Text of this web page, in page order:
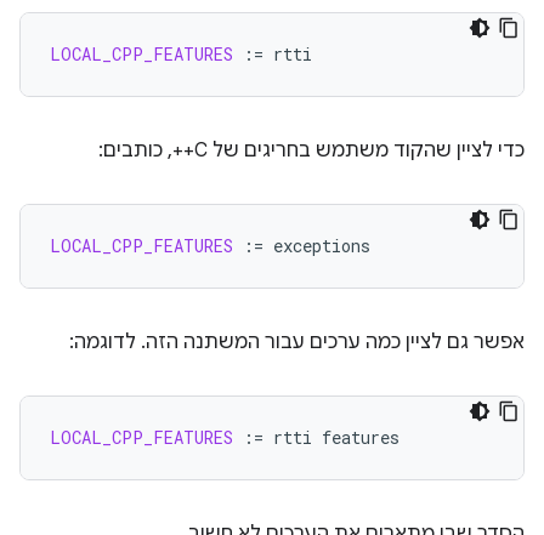
LOCAL_CPP_FEATURES :=
כדי לציין שהקוד משתמש בחריגים של C++, כותבים:
LOCAL_CPP_FEATURES :=
אפשר גם לציין כמה ערכים עבור המשתנה הזה. לדוגמה:
LOCAL_CPP_FEATURES := rtti